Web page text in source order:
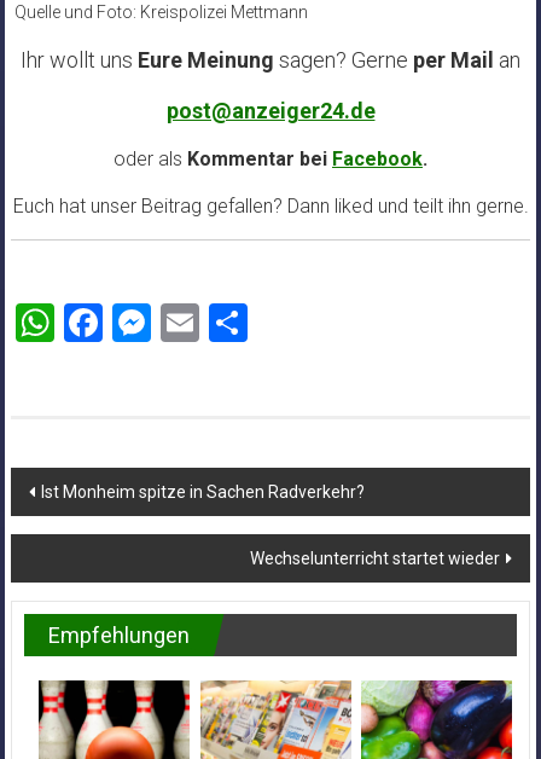
Quelle und Foto: Kreispolizei Mettmann
Ihr wollt uns Eure Meinung sagen? Gerne per Mail an
post@anzeiger24.de
oder als Kommentar bei Facebook.
Euch hat unser Beitrag gefallen? Dann liked und teilt ihn gerne.
WhatsApp
Facebook
Messenger
EmailTeilen
Beitragsnavigation
Ist Monheim spitze in Sachen Radverkehr?
Wechselunterricht startet wieder
Empfehlungen